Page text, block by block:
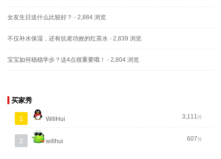
女友生日送什么比较好？ - 2,884 浏览
不仅补水保湿，还有抗老功效的红茶水 - 2,839 浏览
宝宝如何稳稳学步？这4点很重要哦！ - 2,804 浏览
买家秀
1 WillHui 3,111分
2 willhui 607分